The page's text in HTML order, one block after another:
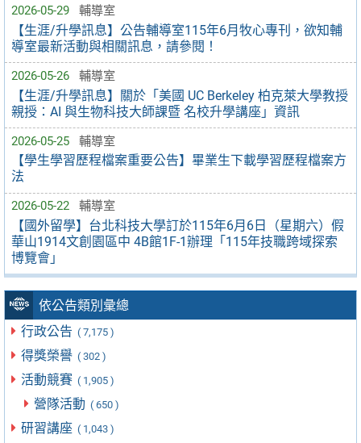
2026-05-29 輔導室
【生涯/升學訊息】公告輔導室115年6月牧心專刊，欲知輔
導室最新活動與相關訊息，請參閱！
2026-05-26 輔導室
【生涯/升學訊息】關於「美國 UC Berkeley 柏克萊大學教授
親授：AI 與生物科技大師課暨 名校升學講座」資訊
2026-05-25 輔導室
【學生學習歷程檔案重要公告】畢業生下載學習歷程檔案方
法
2026-05-22 輔導室
【國外留學】台北科技大學訂於115年6月6日（星期六）假
華山1914文創園區中 4B館1F-1辦理「115年技職跨域探索
博覽會」
依公告類別彙總
行政公告 ( 7,175 )
得獎榮譽 ( 302 )
活動競賽 ( 1,905 )
營隊活動 ( 650 )
研習講座 ( 1,043 )